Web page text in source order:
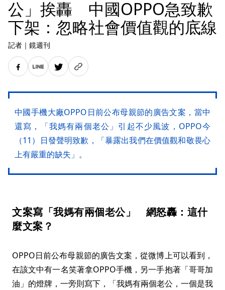
公」挨轟 中國OPPO急致歉
下架：忽略社會價值觀的底線
記者 ｜ 鏡週刊
中國手機大廠OPPO日前公布母親節的廣告文案，當中
還寫，「我媽有兩個老公」引起不少風波，OPPO今
（11）日發聲明致歉，「暴露出我們在價值觀和敬畏心
上有嚴重的缺失」。
文案寫「我媽有兩個老公」 網怒轟：這什
麼文案？
OPPO日前公布母親節的廣告文案，從微博上可以看到，
在該文中有一名笑著拿OPPO手機，另一手抱著「哥哥加
油」的燈牌，一旁則寫下，「我媽有兩個老公，一個是我